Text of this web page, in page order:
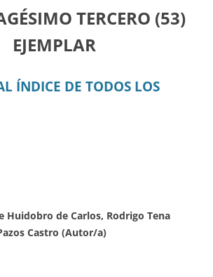
TERCERO (53)
EJEMPLAR
ÍNDICE DE TODOS LOS
Huidobro de Carlos, Rodrigo Tena
Castro (Autor/a)